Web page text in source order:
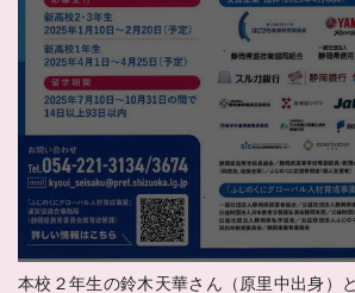
本校２年生の鈴木天華さん（原里中出身）